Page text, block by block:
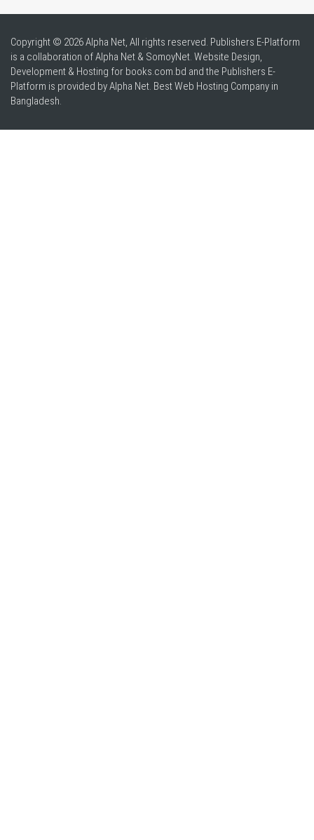
Copyright © 2026 Alpha Net, All rights reserved. Publishers E-Platform
is a collaboration of Alpha Net & SomoyNet. Website Design,
Development & Hosting for books.com.bd and the Publishers E-
Platform is provided by Alpha Net. BestWeb Hosting Company in
Bangladesh.